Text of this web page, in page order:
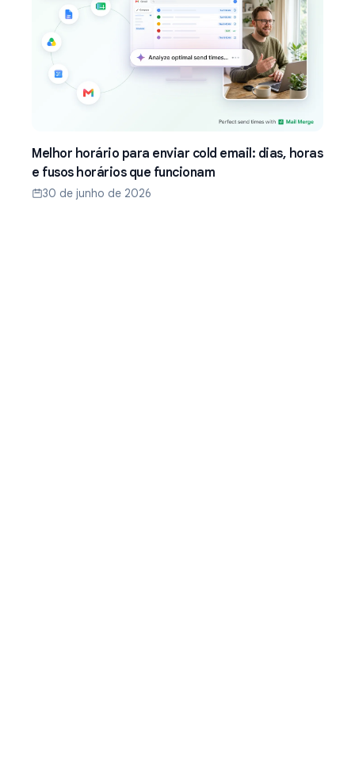
Melhor horário para enviar cold email: dias, horas
e fusos horários que funcionam
30 de junho de 2026